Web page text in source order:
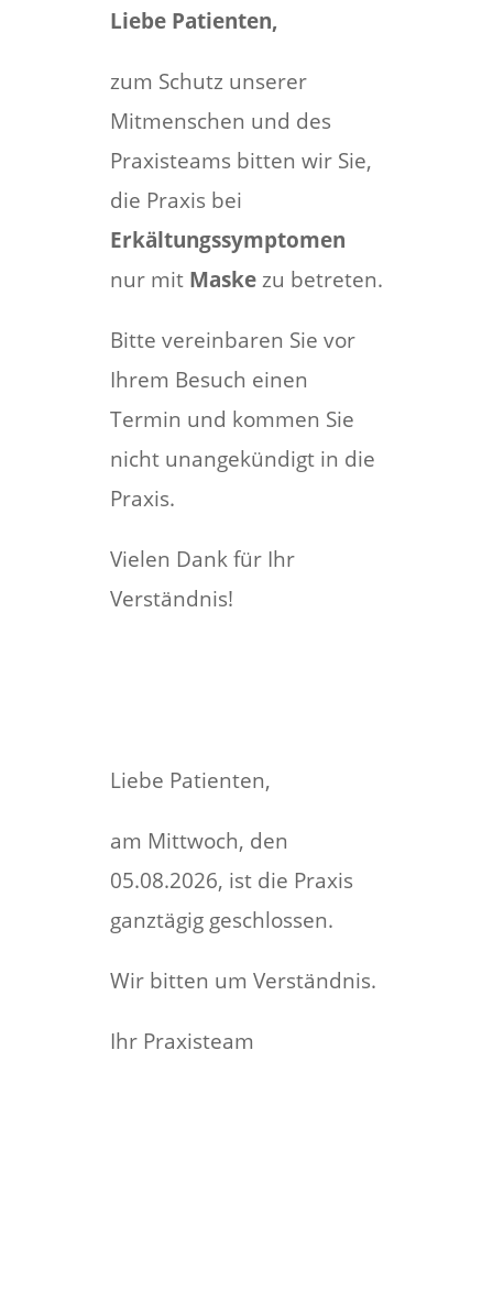
Liebe Patienten,
zum Schutz unserer
Mitmenschen und des
Praxisteams bitten wir Sie,
die Praxis bei
Erkältungssymptomen
nur mit Maskezu betreten.
Bitte vereinbaren Sie vor
Ihrem Besuch einen
Termin und kommen Sie
nicht unangekündigt in die
Praxis.
Vielen Dank für Ihr
Verständnis!
Liebe Patienten,
am Mittwoch, den
05.08.2026, ist die Praxis
ganztägig geschlossen.
Wir bitten um Verständnis.
Ihr Praxisteam